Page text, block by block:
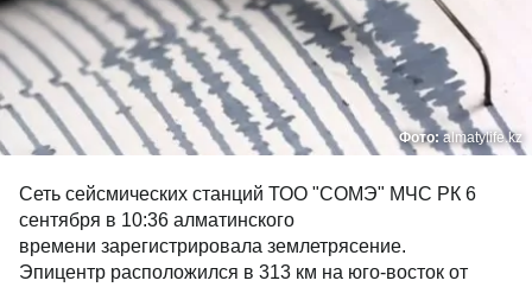
Фото: almatylife.kz
Сеть сейсмических станций ТОО "СОМЭ" МЧС РК 6
сентября в 10:36 алматинского
времени зарегистрировала землетрясение.
Эпицентр расположился в 313 км на юго-восток от